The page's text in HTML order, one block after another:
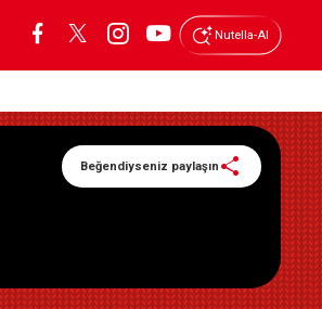
Nutella-AI
Beğendiyseniz paylaşın